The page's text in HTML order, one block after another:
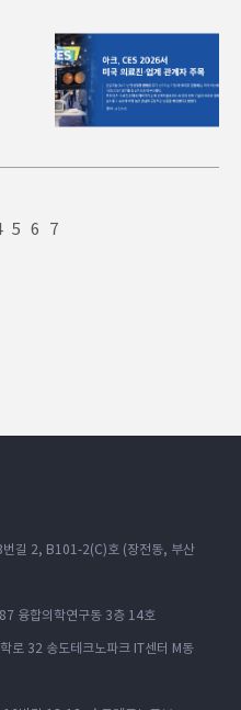
5 6 7
번길 2, B101-2(C)호 (장전동, 부산
융합의학연구동 3층 14호
로 32 송도테크노파크 IT센터 M동